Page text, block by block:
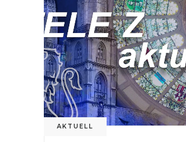
AKTUELL